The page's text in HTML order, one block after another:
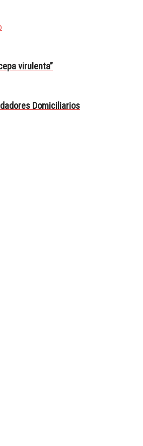
virulenta”
Domiciliarios